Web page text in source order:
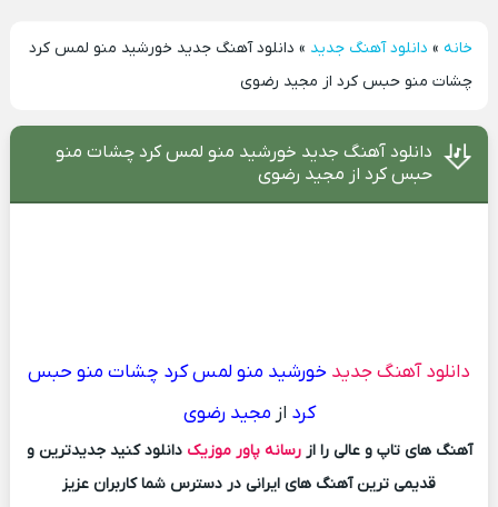
خانه» دانلود آهنگ جدید » دانلود آهنگ جدید خورشید منو لمس کرد
چشات منو حبس کرد از مجید رضوی
دانلود آهنگ جدید خورشید منو لمس کرد چشات منو
حبس کرد از مجید رضوی
دانلود آهنگ جدید خورشید منو لمس کرد چشات منو حبس
کرد از مجید رضوی
آهنگ های تاپ و عالی را ازرسانه پاور موزیک دانلود کنید جدیدترین و
قدیمی ترین آهنگ های ایرانی در دسترس شما کاربران عزیز